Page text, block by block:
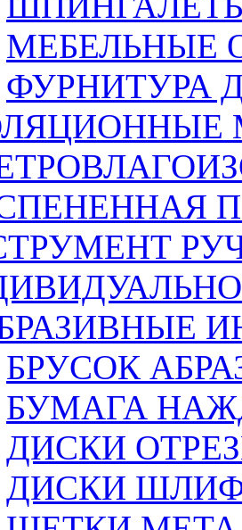
МЕБЕЛЬНЫЕ
ФУРНИТУРА
БРУСОК
БУМАГА
ДИСКИ
ДИСКИ